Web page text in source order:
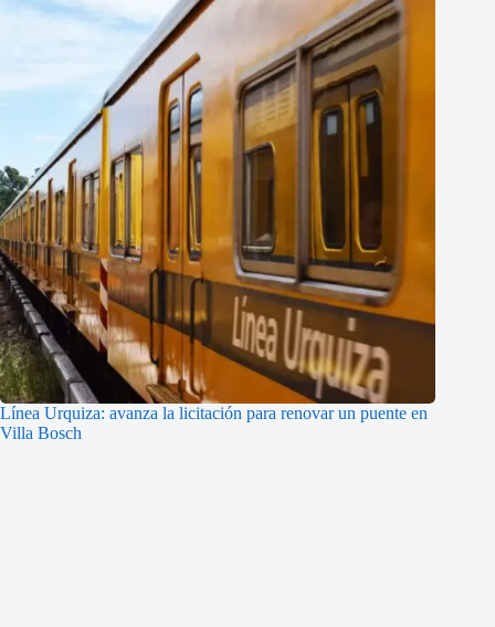
Línea Urquiza: avanza la licitación para renovar un puente en
Villa Bosch